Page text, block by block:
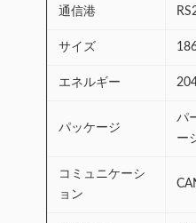
通信港
サイズ
エネルギー
パッケージ
パ
ー
コミュニケーシ
ョン